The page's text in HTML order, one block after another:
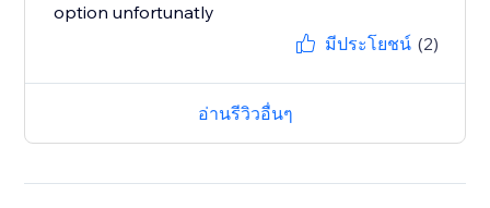
option unfortunatly
มีประโยชน์ (2)
อ่านรีวิวอื่นๆ